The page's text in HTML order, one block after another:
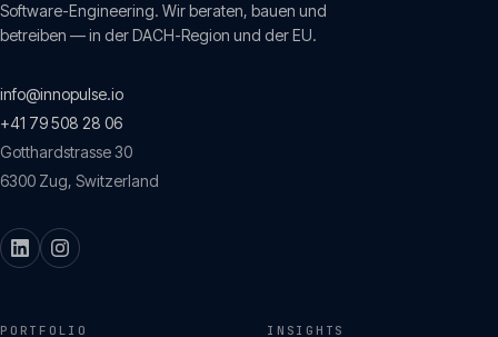
Software-Engineering. Wir beraten, bauen und
betreiben — in der DACH-Region und der EU.
info@innopulse.io
+41 79 508 28 06
Gotthardstrasse 30
6300 Zug, Switzerland
PORTFOLIO INSIGHTS